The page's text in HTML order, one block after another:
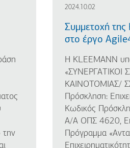
την
2024.10.02
Συμμετοχή της
στο έργο
Η KLEEMANN
«ΣΥΝΕΡΓΑΤΙΚΟΙ
ΚΑΙΝΟΤΟΜΙΑΣ/
Πρόσκληση:
Κωδικός
Α/Α ΟΠΣ 4620,
Πρόγραμμα